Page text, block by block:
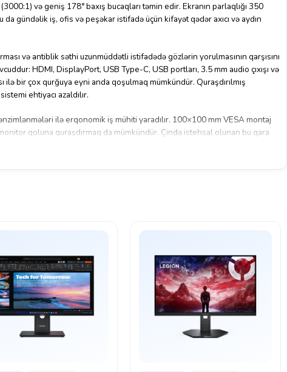
və geniş 178° baxış bucaqları təmin edir. Ekranın parlaqlığı 350
da gündəlik iş, ofis və peşəkar istifadə üçün kifayət qədər axıcı və aydın
və antiblik səthi uzunmüddətli istifadədə gözlərin yorulmasının qarşısını
HDMI, DisplayPort, USB Type-C, USB portları, 3.5 mm audio çıxışı və
ilə bir çox qurğuya eyni anda qoşulmaq mümkündür. Quraşdırılmış
ehtiyacı azaldılır.
ilə erqonomik iş mühiti yaradılır. 100×100 mm VESA montaj
qoluna quraşdırmaq da mümkündür. Çində istehsal olunan bu qara
professional tələblər üçün ideal seçimdir.